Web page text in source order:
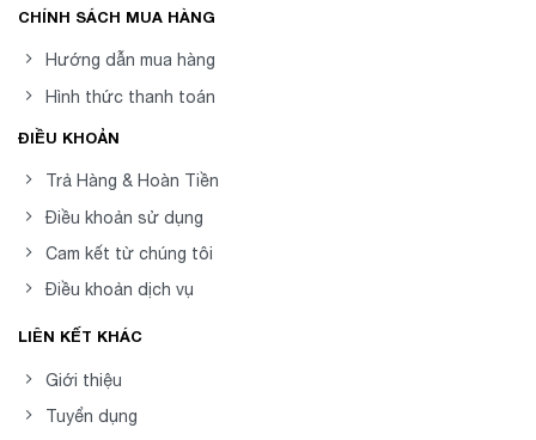
CHÍNH SÁCH MUA HÀNG
Hướng dẫn mua hàng
Hình thức thanh toán
ĐIỀU KHOẢN
Trả Hàng & Hoàn Tiền
Điều khoản sử dụng
Cam kết từ chúng tôi
Điều khoản dịch vụ
LIÊN KẾT KHÁC
Giới thiệu
Tuyển dụng